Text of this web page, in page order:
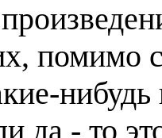
помимо
да - то